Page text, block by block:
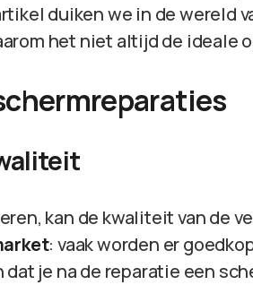
duiken we in de wereld
het niet altijd de ideale
kan de kwaliteit van de
: vaak worden er
je na de reparatie een